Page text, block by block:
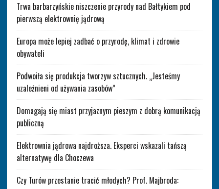
Trwa barbarzyńskie niszczenie przyrody nad Bałtykiem pod
pierwszą elektrownię jądrową
Europa może lepiej zadbać o przyrodę, klimat i zdrowie
obywateli
Podwoiła się produkcja tworzyw sztucznych. „Jesteśmy
uzależnieni od używania zasobów”
Domagają się miast przyjaznym pieszym z dobrą komunikacją
publiczną
Elektrownia jądrowa najdroższa. Eksperci wskazali tańszą
alternatywę dla Choczewa
Czy Turów przestanie tracić młodych? Prof. Majbroda: